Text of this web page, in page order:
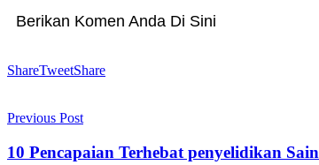
Berikan Komen Anda Di Sini
ShareTweetShare
Previous Post
10 Pencapaian Terhebat penyelidikan